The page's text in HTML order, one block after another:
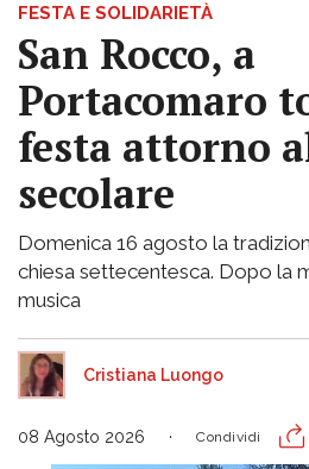
FESTA E SOLIDARIETÀ
San Rocco, a
Portacomaro
festa attorno
secolare
Domenica 16 agosto la
chiesa settecentesca. Dopo la
musica
Cristiana Luongo
08 Agosto 2026 Condividi